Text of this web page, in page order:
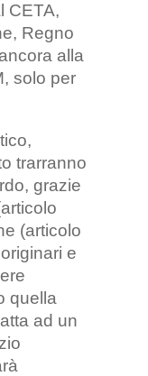
CETA,
Regno
alla
solo per
trarranno
grazie
(articolo
e
quella
ad un